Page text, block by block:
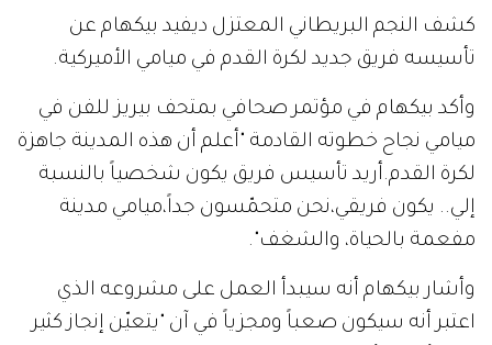
كشف النجم البريطاني المعتزل ديفيد بيكهام عن
تأسيسه فريق جديد لكرة القدم في ميامي الأميركية.
وأكد بيكهام في مؤتمر صحافي بمتحف بيريز للفن في
ميامي نجاح خطوته القادمة "أعلم أن هذه المدينة جاهزة
لكرة القدم.أريد تأسيس فريق يكون شخصياً بالنسبة
إلي.. يكون فريقي،نحن متحمّسون جداً،ميامي مدينة
مفعمة بالحياة، والشغف".
وأشار بيكهام أنه سيبدأ العمل على مشروعه الذي
اعتبر أنه سيكون صعباً ومجزياً في آن "يتعيّن إنجاز كثير